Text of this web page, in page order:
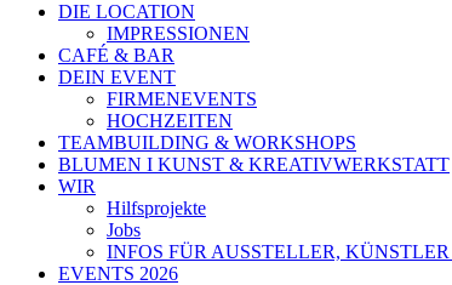
DIE LOCATION
IMPRESSIONEN
CAFÉ & BAR
DEIN EVENT
FIRMENEVENTS
HOCHZEITEN
TEAMBUILDING & WORKSHOPS
BLUMEN I KUNST & KREATIVWERKSTATT
WIR
Hilfsprojekte
Jobs
INFOS FÜR AUSSTELLER,
EVENTS 2026